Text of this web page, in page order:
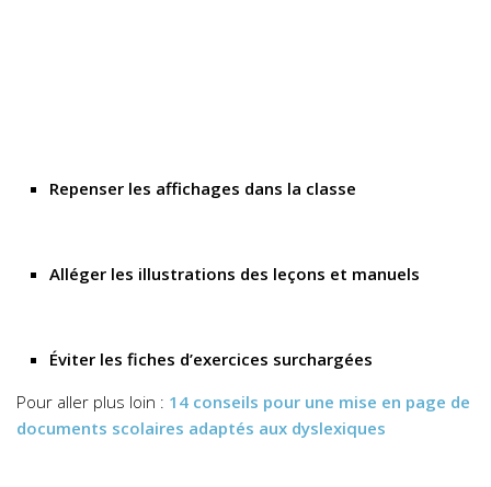
Repenser les affichages dans la classe
Alléger les illustrations des leçons et manuels
Éviter les fiches d’exercices surchargées
Pour aller plus loin : 14 conseils pour une mise en page de
documents scolaires adaptés aux dyslexiques